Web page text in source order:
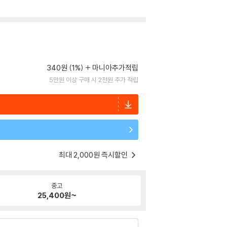
340원 (1%) 마니아추가적립
5만원 이상 구매 시 2천원 추가 적립
최대 2,000원 즉시할인
중고
25,400원~